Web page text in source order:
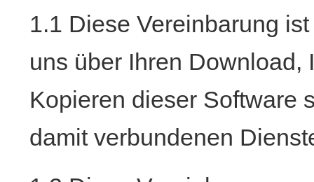
1.1 Diese Vereinbarung
uns über Ihren Download,
Kopieren dieser Software
damit verbundenen